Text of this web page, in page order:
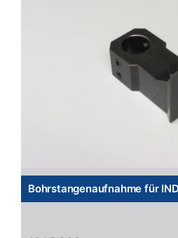
Bohrstangenaufnahme für